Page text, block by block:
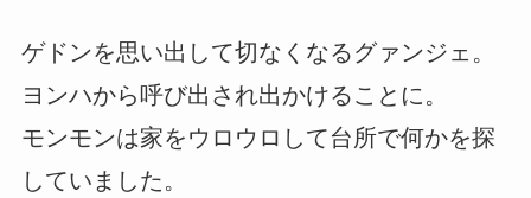
ゲドンを思い出して切なくなるグァンジェ。
ヨンハから呼び出され出かけることに。
モンモンは家をウロウロして台所で何かを探
していました。